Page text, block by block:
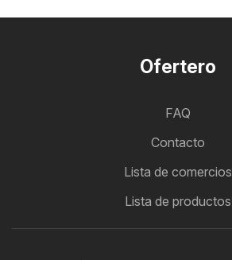
Ofertero
FAQ
Contacto
Lista de comercios
Lista de productos